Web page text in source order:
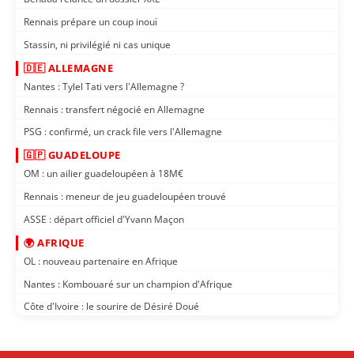
Rennais prépare un coup inouï
Stassin, ni privilégié ni cas unique
🇩🇪 ALLEMAGNE
Nantes : Tylel Tati vers l'Allemagne ?
Rennais : transfert négocié en Allemagne
PSG : confirmé, un crack file vers l'Allemagne
🇬🇵 GUADELOUPE
OM : un ailier guadeloupéen à 18M€
Rennais : meneur de jeu guadeloupéen trouvé
ASSE : départ officiel d'Yvann Maçon
🌍 AFRIQUE
OL : nouveau partenaire en Afrique
Nantes : Kombouaré sur un champion d'Afrique
Côte d'Ivoire : le sourire de Désiré Doué